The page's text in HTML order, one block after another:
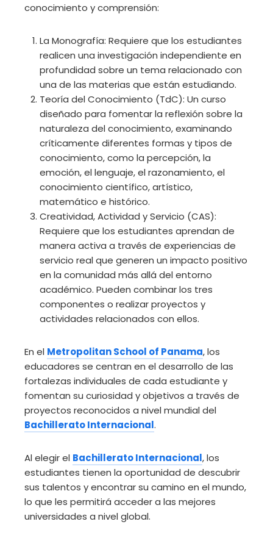
conocimiento y comprensión:
La Monografía: Requiere que los estudiantes
realicen una investigación independiente en
profundidad sobre un tema relacionado con
una de las materias que están estudiando.
Teoría del Conocimiento (TdC): Un curso
diseñado para fomentar la reflexión sobre la
naturaleza del conocimiento, examinando
críticamente diferentes formas y tipos de
conocimiento, como la percepción, la
emoción, el lenguaje, el razonamiento, el
conocimiento científico, artístico,
matemático e histórico.
Creatividad, Actividad y Servicio (CAS):
Requiere que los estudiantes aprendan de
manera activa a través de experiencias de
servicio real que generen un impacto positivo
en la comunidad más allá del entorno
académico. Pueden combinar los tres
componentes o realizar proyectos y
actividades relacionados con ellos.
En el Metropolitan School of Panama, los
educadores se centran en el desarrollo de las
fortalezas individuales de cada estudiante y
fomentan su curiosidad y objetivos a través de
proyectos reconocidos a nivel mundial del
Bachillerato Internacional.
Al elegir el Bachillerato Internacional, los
estudiantes tienen la oportunidad de descubrir
sus talentos y encontrar su camino en el mundo,
lo que les permitirá acceder a las mejores
universidades a nivel global.